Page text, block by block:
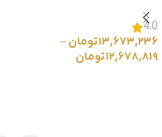
4.0
۱۳,۶۷۳,۲۳۶تومان –
۱۲,۶۷۸,۸۱۹تومان